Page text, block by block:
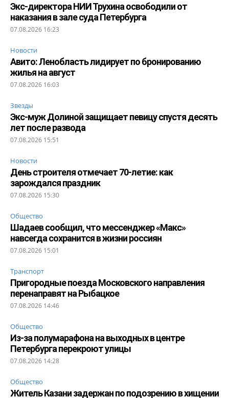
Экс-директора НИИ Трухина освободили от
наказания в зале суда Петербурга
07.08.2026 16:23
Новости
Авито: Ленобласть лидирует по бронированию
жилья на август
07.08.2026 16:03
Звезды
Экс-муж Долиной защищает певицу спустя десять
лет после развода
07.08.2026 15:51
Новости
День строителя отмечает 70-летие: как
зарождался праздник
07.08.2026 15:30
Общество
Шадаев сообщил, что мессенджер «Макс»
навсегда сохранится в жизни россиян
07.08.2026 15:01
Транспорт
Пригородные поезда Московского направления
перенаправят на Рыбацкое
07.08.2026 14:46
Общество
Из-за полумарафона на выходных в центре
Петербурга перекроют улицы
07.08.2026 14:28
Общество
Житель Казани задержан по подозрению в хищении